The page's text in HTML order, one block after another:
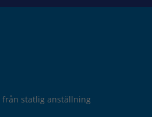
från statlig anställning